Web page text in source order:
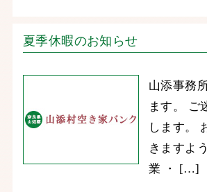
夏季休暇のお知らせ
山添事務
ます。 ご
します。
きますよ
業 ・ […]